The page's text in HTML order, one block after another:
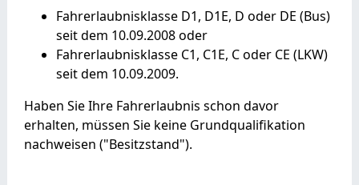
Fahrerlaubnisklasse D1, D1E, D oder DE (Bus)
seit dem 10.09.2008 oder
Fahrerlaubnisklasse C1, C1E, C oder CE (LKW)
seit dem 10.09.2009.
Haben Sie Ihre Fahrerlaubnis schon davor
erhalten, müssen Sie keine Grundqualifikation
nachweisen ("Besitzstand").